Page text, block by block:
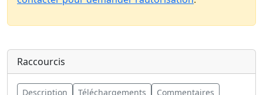
Raccourcis
Description Téléchargements Commentaires